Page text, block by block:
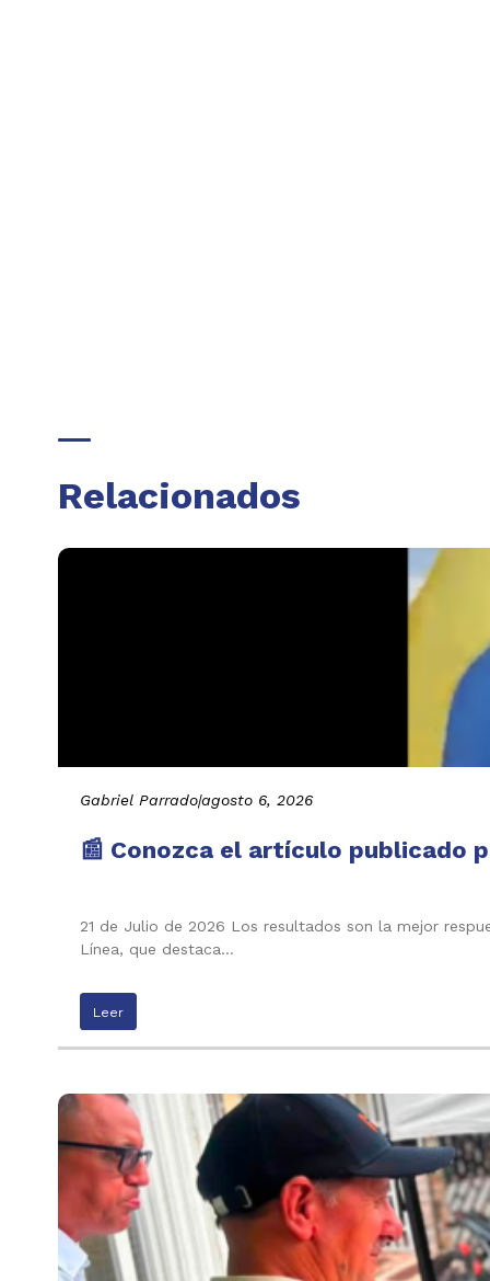
Relacionados
Gabriel Parrado|agosto 6, 2026
📰 Conozca el artículo publicado
21 de Julio de 2026 Los resultados son la mejor
Línea, que destaca…
Leer